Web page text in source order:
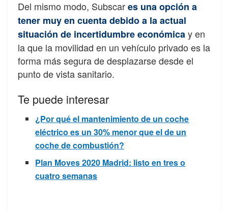
Del mismo modo, Subscares una opción a
tener muy en cuenta debido a la actual
situación de incertidumbre económicay en
la que la movilidad en un vehículo privado es la
forma más segura de desplazarse desde el
punto de vista sanitario.
Te puede interesar
¿Por qué el mantenimiento de un coche
eléctrico es un 30% menor que el de un
coche de combustión?
Plan Moves 2020 Madrid: listo en tres o
cuatro semanas